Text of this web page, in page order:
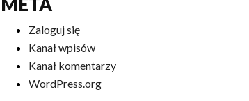
Zaloguj się
Kanał wpisów
Kanał komentarzy
WordPress.org